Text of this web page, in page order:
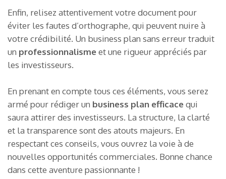
Enfin, relisez attentivement votre document pour
éviter les fautes d’orthographe, qui peuvent nuire à
votre crédibilité. Un business plan sans erreur traduit
un professionnalismeet une rigueur appréciés par
les investisseurs.
En prenant en compte tous ces éléments, vous serez
armé pour rédiger un business plan efficacequi
saura attirer des investisseurs. La structure, la clarté
et la transparence sont des atouts majeurs. En
respectant ces conseils, vous ouvrez la voie à de
nouvelles opportunités commerciales. Bonne chance
dans cette aventure passionnante !